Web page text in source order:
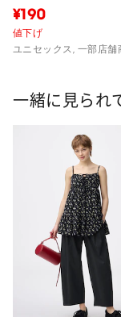
¥190
値下げ
ユニセックス, 一部店舗
一緒に見られ